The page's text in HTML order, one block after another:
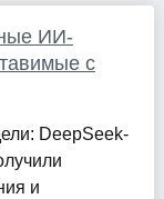
ИИ-
с
DeepSeek-
и